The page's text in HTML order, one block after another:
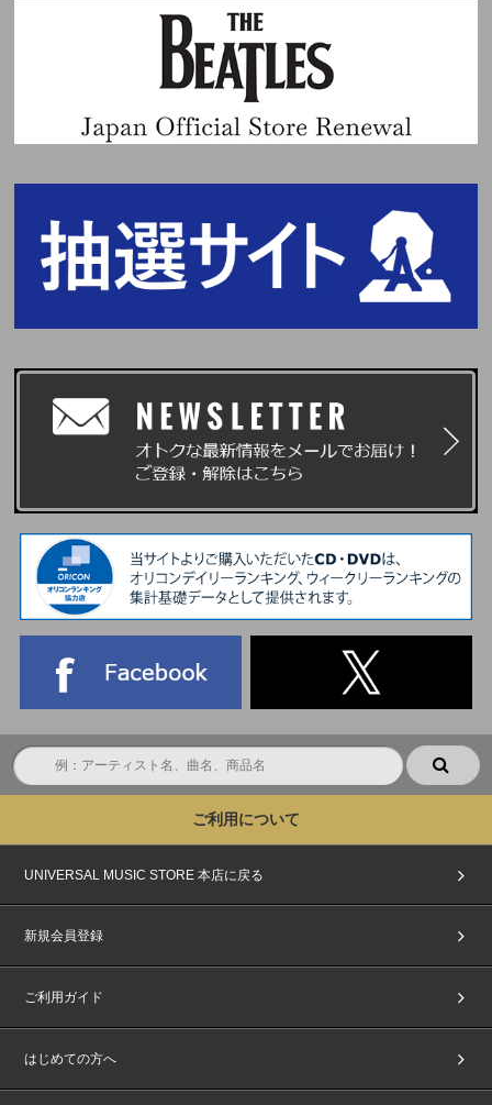
enchord(本イベント用当落結果ご確認ページ)にログインする際は、ご購入
時にストアで登録された「メールアドレス」および「電話番号」の入力が必
※enchord(本イベント用当落結果ご確認ページ)へのアクセス用URLは当落
メール上にてご案内いたします。
※enchordへは当落発表日時よりログイン可能となります。
※同様に必ずお一人様につき、1つのスマートフォン・タブレット(一部機種
を除く)をご使用ください。
※ご注文・ご登録の際に入力するお名前は＜必ず日本語(漢字・ひらがな・
カタカナ)＞にてご入力ください。ただし、お名前が、英ローマ字の場合
前をご入力ください。
ください。なお、注文完了後、お名前の変更はできませんので、あらかじめ
ご了承ください。
※UNIVERSAL MUSIC STOREでご購入の方は注文時にご登録いただいてい
る「会員情報」がご本人様情報になります。ご注文者様情報とお届け先の情
※当選確率は、応募対象商品のご予約、ご購入順とは関係ございません。
※いかなる場合も、当落についてはお問い合わせいただいてもお答えいたし
かねます。あらかじめご了承ください。
■当落発表
いたお客様を対象に抽選を行い、chordよりメールにて「当選」および「落
選」をお知らせいたします。
※enchord(本イベント用当落結果ご確認ページ)からも、当選・落選をご確
認いただけます。
※当落メールの配信は目安時間になり、前後する可能性がございます。
■イベント当日に必要なもの
イベント当日は、当選者受付にてご本人確認を行います。
1.『passchord(chord発行電子チケット)』
2.『主催者が指定する顔写真付きの指定身分証明書』(写真・コピー・期限
切れ不可)
い。
※上記2点をお持ちでない方は、いかなる理由があってもご参加いただけま
■電子チケットについて
chordが発行する『passchord(chord発行電子チケット)』を採用しておりま
す。
hordより発券メールにてご案内いたします。
※ご参加にあたり、『passchord』1枚につき、1台のスマートフォン(タブ
ご利用について
UNIVERSAL MUSIC STORE 本店に戻る
新規会員登録
ご利用ガイド
はじめての方へ